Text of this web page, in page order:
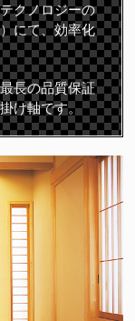
クノロジーの
にて、効率化
長の品質保証
け軸です。